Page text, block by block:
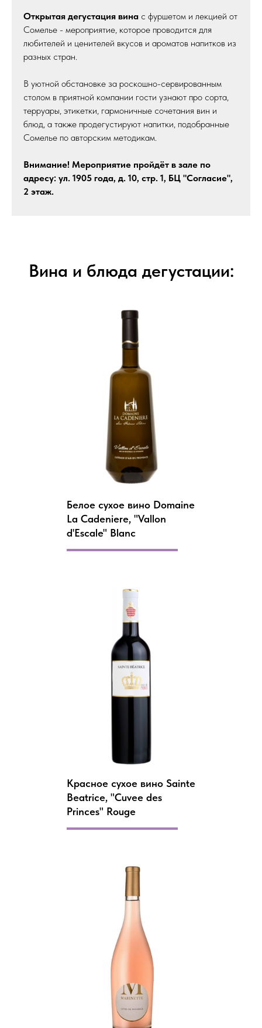
Открытая дегустация вина с фуршетом и лекцией от
Сомелье - мероприятие, которое проводится для
любителей и ценителей вкусов и ароматов напитков из
разных стран.
В уютной обстановке за роскошно-сервированным
столом в приятной компании гости узнают про сорта,
терруары, этикетки, гармоничные сочетания вин и
блюд, а также продегустируют напитки, подобранные
Сомелье по авторским методикам.
Внимание! Мероприятие пройдёт в зале по
адресу: ул. 1905 года, д. 10, стр. 1, БЦ "Согласие",
2 этаж.
Вина и блюда дегустации:
Белое сухое вино Domaine
La Cadeniere, "Vallon
d'Escale" Blanc
Красное сухое вино Sainte
Beatrice, "Cuvee des
Princes" Rouge